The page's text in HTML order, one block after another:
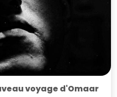
voyage d'Omaar